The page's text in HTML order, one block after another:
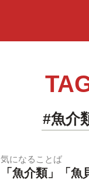
#魚介
気になることば
「魚介類」「